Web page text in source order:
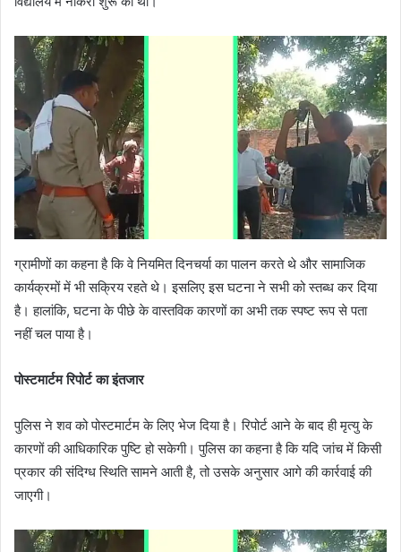
ग्रामीणों का कहना है कि वे नियमित दिनचर्या का पालन करते थे और सामाजिक
कार्यक्रमों में भी सक्रिय रहते थे। इसलिए इस घटना ने सभी को स्तब्ध कर दिया
है। हालांकि, घटना के पीछे के वास्तविक कारणों का अभी तक स्पष्ट रूप से पता
नहीं चल पाया है।
पोस्टमार्टम रिपोर्ट का इंतजार
पुलिस ने शव को पोस्टमार्टम के लिए भेज दिया है। रिपोर्ट आने के बाद ही मृत्यु के
कारणों की आधिकारिक पुष्टि हो सकेगी। पुलिस का कहना है कि यदि जांच में किसी
प्रकार की संदिग्ध स्थिति सामने आती है, तो उसके अनुसार आगे की कार्रवाई की
जाएगी।